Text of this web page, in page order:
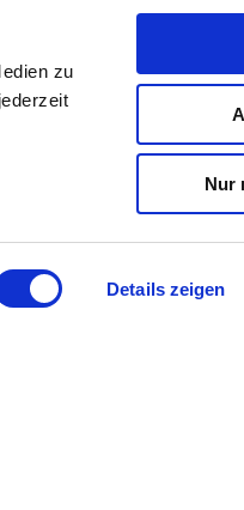
zu
Details zeigen
Nur